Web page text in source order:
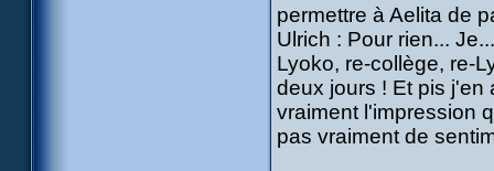
permettre à Aelita de
Ulrich : Pour rien...
Lyoko, re-collège, re-
deux jours ! Et pis j'en
vraiment l'impression
pas vraiment de